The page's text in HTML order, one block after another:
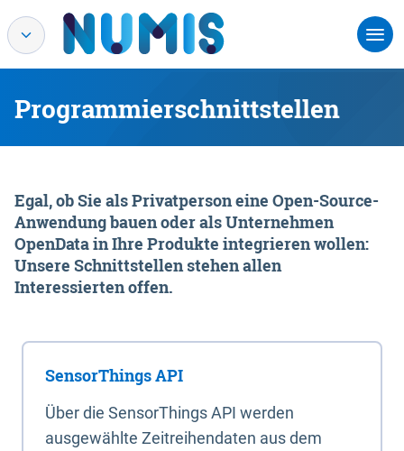
Programmierschnittstellen
Egal, ob Sie als Privatperson eine Open-Source-
Anwendung bauen oder als Unternehmen
OpenData in Ihre Produkte integrieren wollen:
Unsere Schnittstellen stehen allen
Interessierten offen.
SensorThings API
Über die SensorThings API werden
ausgewählte Zeitreihendaten aus dem